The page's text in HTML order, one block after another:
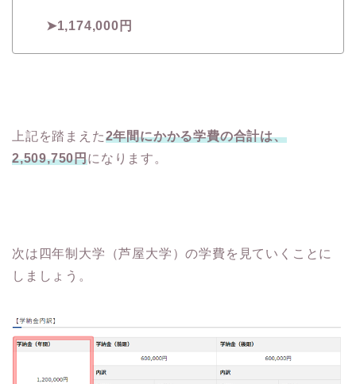
➤1,174,000円
上記を踏まえた2年間にかかる学費の合計は、
2,509,750円になります。
次は四年制大学（芦屋大学）の学費を見ていくことに
しましょう。